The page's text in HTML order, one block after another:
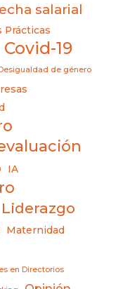
salarial
Prácticas
Covid-19
de género
IA
Liderazgo
Maternidad
en Directorios